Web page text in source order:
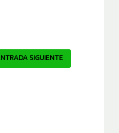
SIGUIENTE